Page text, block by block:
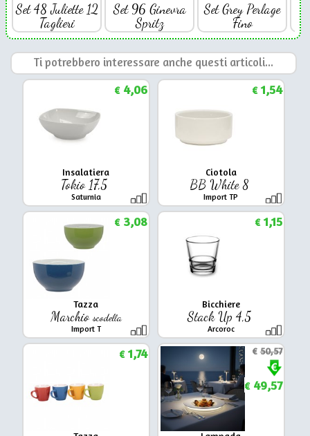
Set 48 Juliette 12
Taglieri
Set 96 Ginevra
Spritz
Set Grey Perlage
Fino
Ti potrebbero interessare anche questi articoli...
Insalatiera
Tokio 17,5
Saturnia
€4,06
Ciotola
BB White 8
Import TP
€1,54
Tazza
Marchio scodella
Import T
€3,08
Bicchiere
Stack Up 4,5
Arcoroc
€1,15
€1,74 €50,57
€49,57